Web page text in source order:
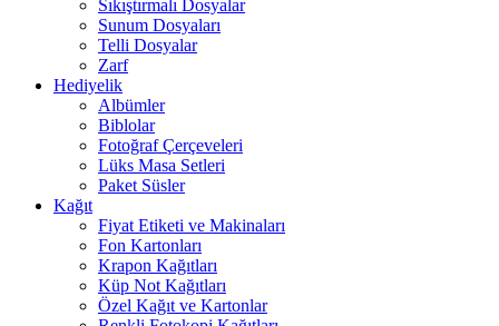
Sıkıştırmalı Dosyalar
Sunum Dosyaları
Telli Dosyalar
Zarf
Hediyelik
Albümler
Biblolar
Fotoğraf Çerçeveleri
Lüks Masa Setleri
Paket Süsler
Kağıt
Fiyat Etiketi ve Makinaları
Fon Kartonları
Krapon Kağıtları
Küp Not Kağıtları
Özel Kağıt ve Kartonlar